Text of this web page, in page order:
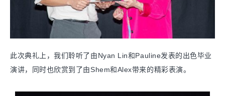
此次典礼上，我们聆听了由Nyan Lin和Pauline发表的出色毕业
演讲，同时也欣赏到了由Shem和Alex带来的精彩表演。